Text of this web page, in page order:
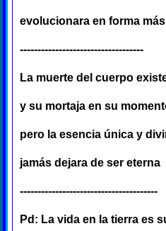
evolucionara en forma
-----------------------------------
La muerte del cuerpo
y su mortaja en su
pero la esencia única y
jamás dejara de ser eterna
---------------------------------------
Pd: La vida en la tierra es